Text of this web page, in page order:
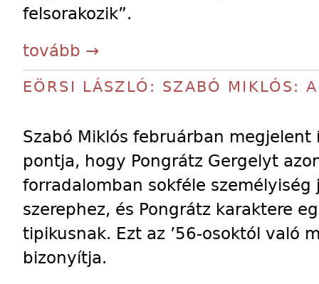
felsorakozik”.
tovább →
EÖRSI LÁSZLÓ: SZABÓ MIKLÓS:
Szabó Miklós februárban
pontja, hogy Pongrátz Gergelyt
forradalomban sokféle
szerephez, és Pongrátz karaktere
tipikusnak. Ezt az ’56-osoktól való
bizonyítja.